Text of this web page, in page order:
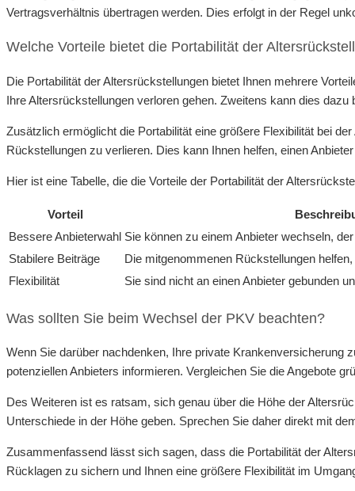
Vertragsverhältnis übertragen werden. Dies erfolgt in der Regel
Welche Vorteile bietet die Portabilität der
Die Portabilität der Altersrückstellungen bietet Ihnen mehrere
Ihre Altersrückstellungen verloren gehen. Zweitens kann dies
Zusätzlich ermöglicht die Portabilität eine größere Flexibilität bei
Rückstellungen zu verlieren. Dies kann Ihnen helfen, einen
Hier ist eine Tabelle, die die Vorteile der Portabilität der
Vorteil
Bessere Anbieterwahl Sie können zu einem Anbieter wechseln,
Stabilere Beiträge
Die mitgenommenen Rückstellungen
Flexibilität
Sie sind nicht an einen Anbieter gebunden
Was sollten Sie beim Wechsel der PKV beachten?
Wenn Sie darüber nachdenken, Ihre private Krankenversicherung
potenziellen Anbieters informieren. Vergleichen Sie die Angebote
Des Weiteren ist es ratsam, sich genau über die Höhe der
Unterschiede in der Höhe geben. Sprechen Sie daher direkt mit
Zusammenfassend lässt sich sagen, dass die Portabilität der
Rücklagen zu sichern und Ihnen eine größere Flexibilität im